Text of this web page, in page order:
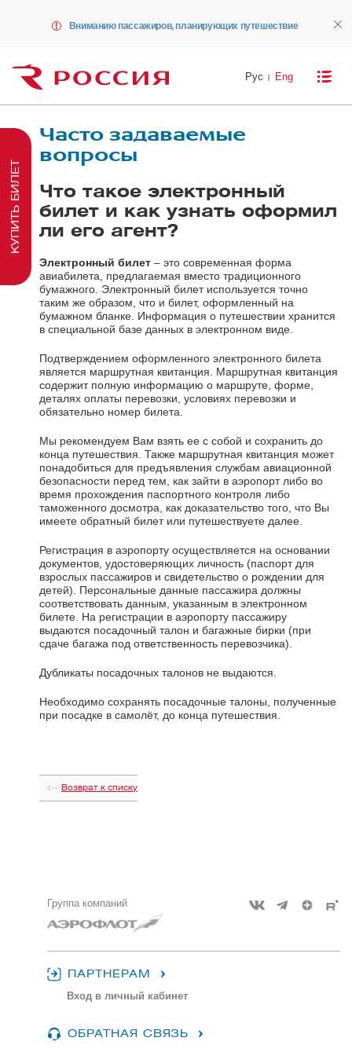
Вниманию пассажиров, планирующих путешествие
Рус Eng
Часто задаваемые
вопросы
Что такое электронный
билет и как узнать оформил
ли его агент?
Электронный билет – это современная форма
авиабилета, предлагаемая вместо традиционного
бумажного. Электронный билет используется точно
таким же образом, что и билет, оформленный на
бумажном бланке. Информация о путешествии хранится
в специальной базе данных в электронном виде.
Подтверждением оформленного электронного билета
является маршрутная квитанция. Маршрутная квитанция
содержит полную информацию о маршруте, форме,
деталях оплаты перевозки, условиях перевозки и
обязательно номер билета.
Мы рекомендуем Вам взять ее с собой и сохранить до
конца путешествия. Также маршрутная квитанция может
понадобиться для предъявления службам авиационной
безопасности перед тем, как зайти в аэропорт либо во
время прохождения паспортного контроля либо
таможенного досмотра, как доказательство того, что Вы
имеете обратный билет или путешествуете далее.
Регистрация в аэропорту осуществляется на основании
документов, удостоверяющих личность (паспорт для
взрослых пассажиров и свидетельство о рождении для
детей). Персональные данные пассажира должны
соответствовать данным, указанным в электронном
билете. На регистрации в аэропорту пассажиру
выдаются посадочный талон и багажные бирки (при
сдаче багажа под ответственность перевозчика).
Дубликаты посадочных талонов не выдаются.
Необходимо сохранять посадочные талоны, полученные
при посадке в самолёт, до конца путешествия.
Возврат к списку
Группа компаний
ПАРТНЕРАМ
Вход в личный кабинет
ОБРАТНАЯ СВЯЗЬ
КУПИТЬ БИЛЕТ